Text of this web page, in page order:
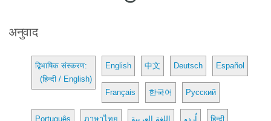
अनुवाद
द्विभाषिक संस्करण:
(हिन्दी / English)
English 中文 Deutsch Español
Français 한국어 Русский
Português ภาษาไทย اللغة العربية اُردو हिन्दी